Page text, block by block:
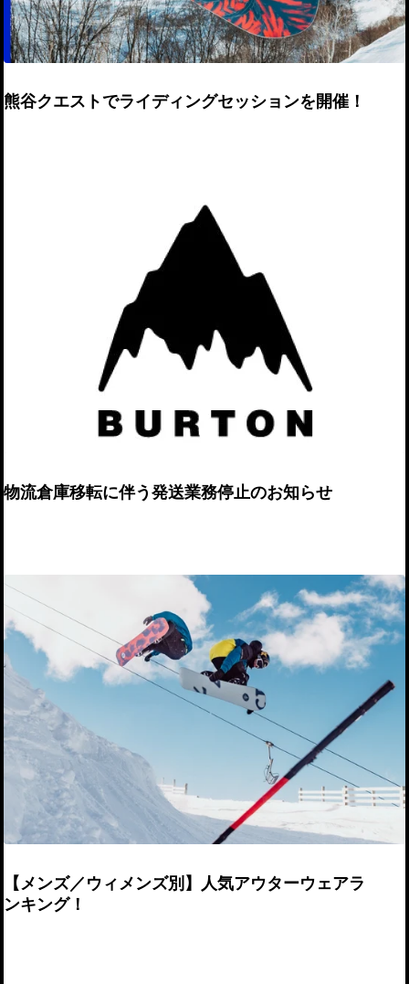
熊谷クエストでライディングセッションを開催！
物流倉庫移転に伴う発送業務停止のお知らせ
【メンズ／ウィメンズ別】人気アウターウェアラ
ンキング！